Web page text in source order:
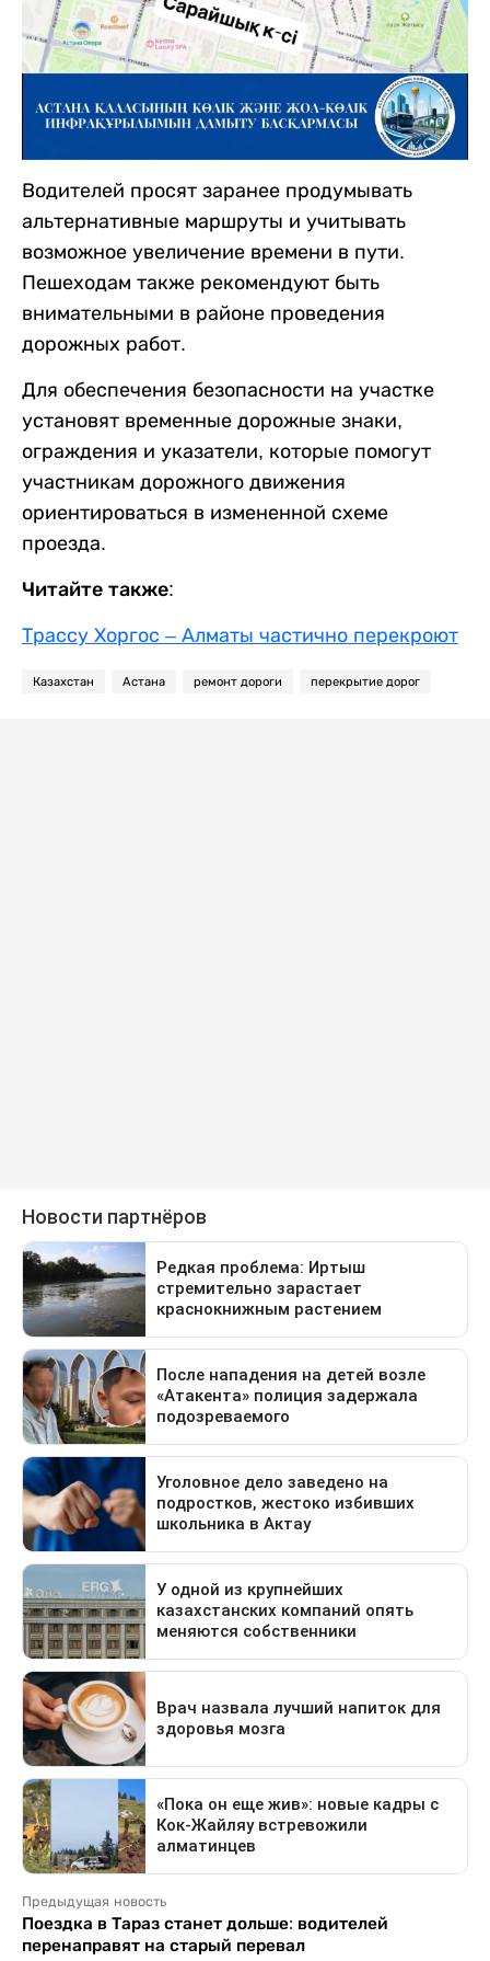
Водителей просят заранее продумывать
альтернативные маршруты и учитывать
возможное увеличение времени в пути.
Пешеходам также рекомендуют быть
внимательными в районе проведения
дорожных работ.
Для обеспечения безопасности на участке
установят временные дорожные знаки,
ограждения и указатели, которые помогут
участникам дорожного движения
ориентироваться в измененной схеме
проезда.
Читайте также:
Трассу Хоргос – Алматы частично перекроют
Казахстан Астана ремонт дороги перекрытие дорог
Предыдущая новость
Поездка в Тараз станет дольше: водителей
перенаправят на старый перевал